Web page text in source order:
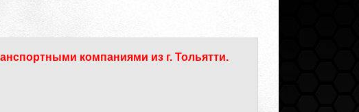
компаниями из г. Тольятти.